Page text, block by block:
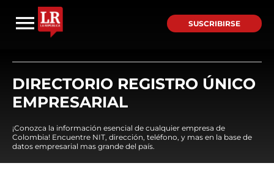
SUSCRIBIRSE
DIRECTORIO REGISTRO ÚNICO
EMPRESARIAL
¡Conozca la información esencial de cualquier empresa de
Colombia! Encuentre NIT, dirección, teléfono, y mas en la base de
datos empresarial mas grande del país.